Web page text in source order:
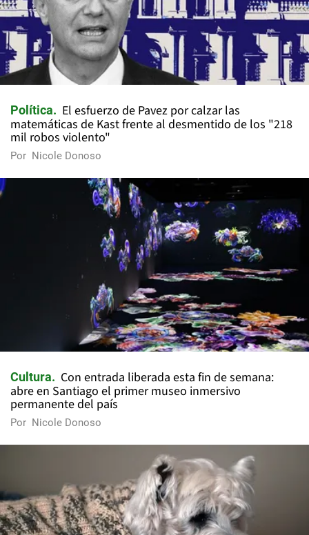
Política
El esfuerzo de Pavez por calzar las
matemáticas de Kast frente al desmentido de los "218
mil robos violento"
Por Nicole Donoso
Cultura
Con entrada liberada esta fin de semana:
abre en Santiago el primer museo inmersivo
permanente del país
Por Nicole Donoso